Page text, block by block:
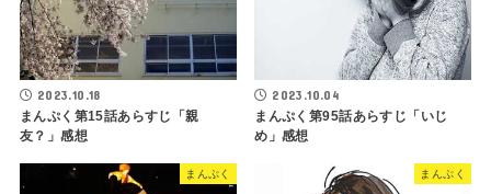
2023.10.18
まんぷく第15話あらすじ「親
友？」感想
2023.10.04
まんぷく第95話あらすじ「いじ
め」感想
まんぷく まんぷく